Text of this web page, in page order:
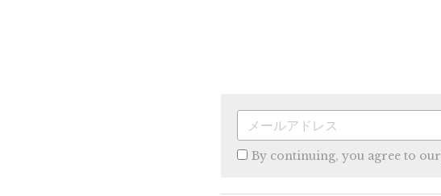
By continuing, you agree to our